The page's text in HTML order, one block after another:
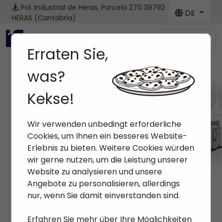
Pol. Industrial de Heras, Parcela 270 39792
HERAS (Cantabria)
DE
Menú
Anfang> Marken >
Erraten Sie,
was?
Kekse!
Wir verwenden unbedingt erforderliche
Cookies, um Ihnen ein besseres Website-
Erlebnis zu bieten. Weitere Cookies würden
wir gerne nutzen, um die Leistung unserer
Website zu analysieren und unsere
Angebote zu personalisieren, allerdings
nur, wenn Sie damit einverstanden sind.
Erfahren Sie mehr über Ihre Möglichkeiten